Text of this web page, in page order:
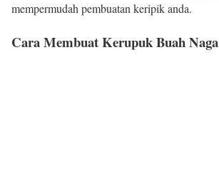
mempermudah pembuatan keripik anda.
Cara Membuat Kerupuk Buah Naga